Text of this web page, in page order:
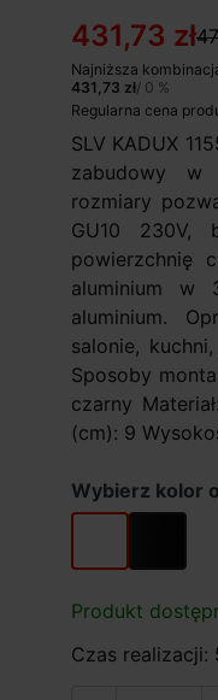
431,73 zł
Najniższa
431,73 zł/ 0 %
Regularna cena
SLV KADUX
zabudowy w
rozmiary
GU10 230V,
powierzchnię
aluminium w
aluminium.
salonie,
Sposoby
czarny
(cm): 9
Wybierz kolor
biały czarny
Produkt
Czas realizacji: